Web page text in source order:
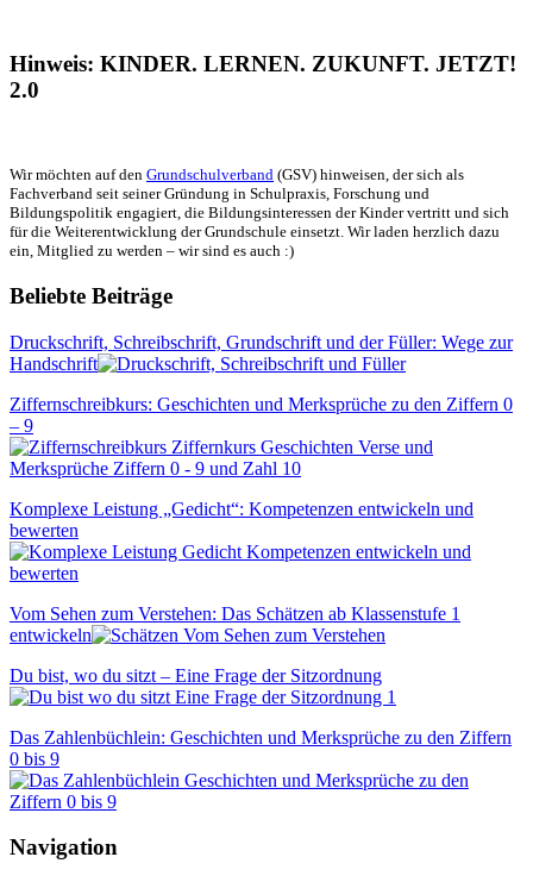
Hinweis: KINDER. LERNEN. ZUKUNFT. JETZT!
2.0
Wir möchten auf den Grundschulverband (GSV) hinweisen, der sich als
Fachverband seit seiner Gründung in Schulpraxis, Forschung und
Bildungspolitik engagiert, die Bildungsinteressen der Kinder vertritt und sich
für die Weiterentwicklung der Grundschule einsetzt. Wir laden herzlich dazu
ein, Mitglied zu werden – wir sind es auch :)
Beliebte Beiträge
Druckschrift, Schreibschrift, Grundschrift und der Füller: Wege zur
Handschrift
Ziffernschreibkurs: Geschichten und Merksprüche zu den Ziffern 0
– 9
Komplexe Leistung „Gedicht“: Kompetenzen entwickeln und
bewerten
Vom Sehen zum Verstehen: Das Schätzen ab Klassenstufe 1
entwickeln
Du bist, wo du sitzt – Eine Frage der Sitzordnung
Das Zahlenbüchlein: Geschichten und Merksprüche zu den Ziffern
0 bis 9
Navigation